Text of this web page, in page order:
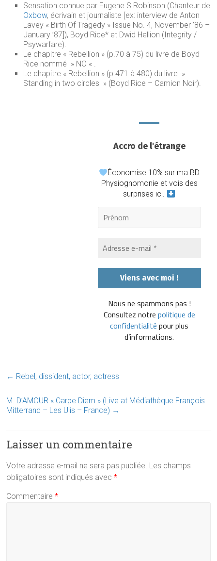
Sensation connue par Eugene S Robinson (Chanteur de
Oxbow, écrivain et journaliste [ex: interview de Anton
Lavey « Birth Of Tragedy » Issue No. 4, November ’86 –
January ’87]), Boyd Rice* et Dwid Hellion (Integrity /
Psywarfare).
Le chapitre « Rebellion » (p.70 à 75) du livre de Boyd
Rice nommé » NO « .
Le chapitre « Rebellion » (p.471 à 480) du livre »
Standing in two circles » (Boyd Rice – Camion Noir).
Accro de l'étrange
Économise 10% sur ma BD
Physiognomonie et vois des
surprises ici.
Nous ne spammons pas !
Consultez notre politique de
confidentialité pour plus
d’informations.
← Rebel, dissident, actor, actress
M. D’AMOUR « Carpe Diem » (Live at Médiathèque François
Mitterrand – Les Ulis – France) →
Laisser un commentaire
Votre adresse e-mail ne sera pas publiée. Les champs
obligatoires sont indiqués avec*
Commentaire*